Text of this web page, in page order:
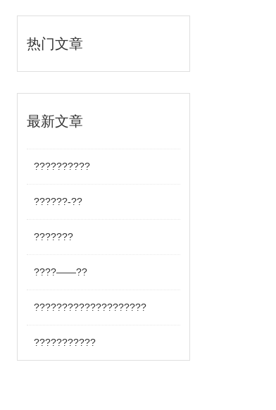
热门文章
最新文章
??????????
??????-??
???????
????——??
????????????????????
???????????